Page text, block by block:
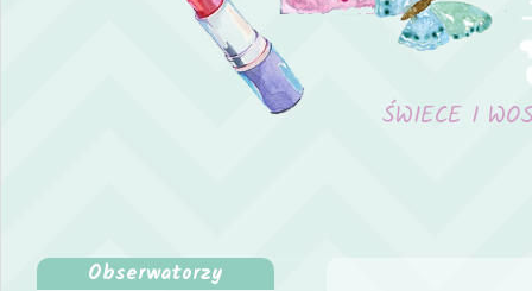
ŚWIECE I
Obserwatorzy